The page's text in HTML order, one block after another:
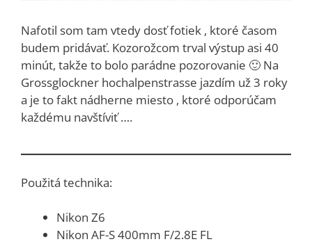
Nafotil som tam vtedy dosť fotiek , ktoré časom
budem pridávať. Kozorožcom trval výstup asi 40
minút, takže to bolo parádne pozorovanie 🙂 Na
Grossglockner hochalpenstrasse jazdím už 3 roky
a je to fakt nádherne miesto , ktoré odporúčam
každému navštíviť ….
Použitá technika:
Nikon Z6
Nikon AF-S 400mm F/2.8E FL